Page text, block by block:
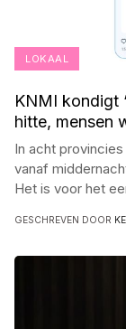
LOKAAL
KNMI kondigt
hitte, mensen
In acht
vanaf
Het is voor het
GESCHREVEN DOOR